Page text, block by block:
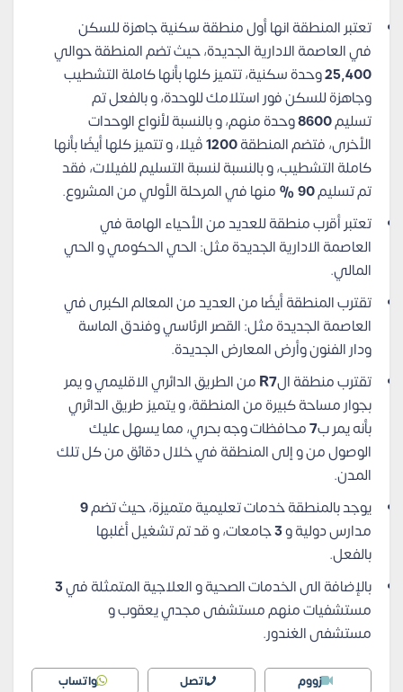
تعتبر المنطقة انها أول منطقة سكنية جاهزة للسكن
في العاصمة الادارية الجديدة، حيث تضم المنطقة حوالي
25,400وحدة سكنية، تتميز كلها بأنها كاملة التشطيب
وجاهزة للسكن فور استلامك للوحدة، و بالفعل تم
تسليم8600وحدة منهم، و بالنسبة لأنواع الوحدات
الأخرى، فتضم المنطقة1200ڤيلا، و تتميز كلها أيضًا بأنها
كاملة التشطيب، و بالنسبة لنسبة التسليم للفيلات، فقد
تم تسليم90 %
منها في المرحلة الأولي من المشروع.
تعتبر أقرب منطقة للعديد من الأحياء الهامة في
العاصمة الادارية الجديدة مثل: الحي الحكومي و الحي
المالي.
تقترب المنطقة أيضًا من العديد من المعالم الكبرى في
العاصمة الجديدة مثل: القصر الرئاسي وفندق الماسة
ودار الفنون وأرض المعارض الجديدة.
تقترب منطقة الR7من الطريق الدائري الاقليمي و يمر
بجوار مساحة كبيرة من المنطقة، و يتميز طريق الدائري
بأنه يمر ب7محافظات وجه بحري، مما يسهل عليك
الوصول من و إلى المنطقة في خلال دقائق من كل تلك
المدن.
يوجد بالمنطقة خدمات تعليمية متميزة، حيث تضم9
مدارس دولية و3جامعات، و قد تم تشغيل أغلبها
بالفعل.
بالإضافة الى الخدمات الصحية و العلاجية المتمثلة في
مستشفيات منهم مستشفى مجدي يعقوب و
مستشفى الغندور.
زووم اتصل واتساب